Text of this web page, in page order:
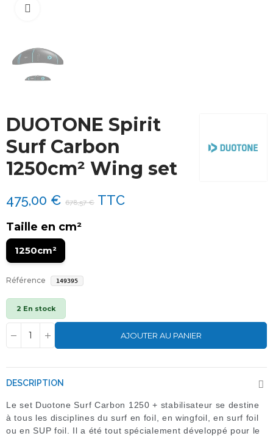
DUOTONE Spirit
Surf Carbon
1250cm² Wing set
475,00 € 678,57 € TTC
Taille en cm²
1250cm²
Référence 149395
2 En stock
AJOUTER AU PANIER
DESCRIPTION
Le set Duotone Surf Carbon 1250 + stabilisateur se destine
à tous les disciplines du surf en foil, en wingfoil, en surf foil
ou en SUP foil. Il a été tout spécialement développé pour le